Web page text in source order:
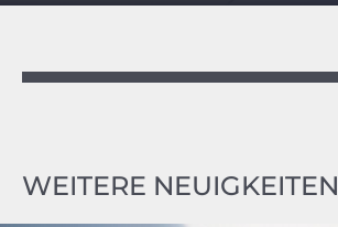
WEITERE NEUIGKEITEN